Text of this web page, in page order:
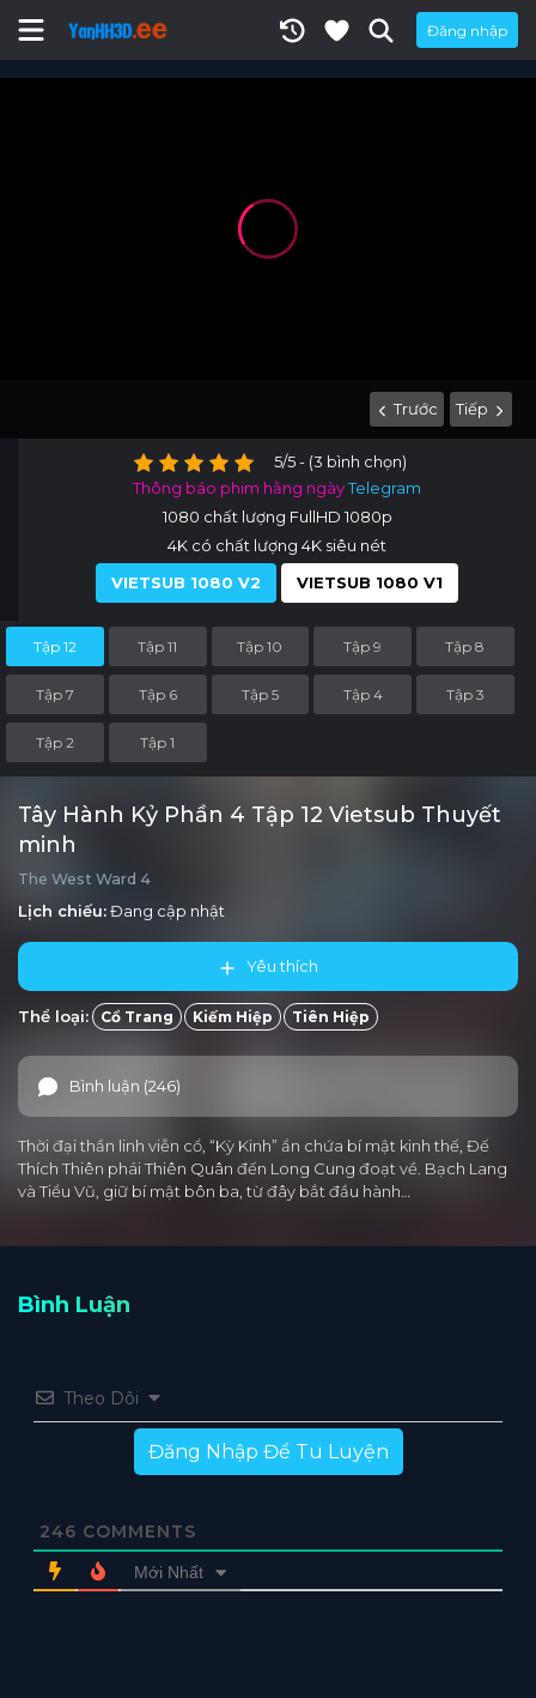
Đăng nhập
Trước Tiếp
5/5 - (3 bình chọn)
Thông báo phim hằng ngàyTelegram
1080 chất lượng FullHD 1080p
4K có chất lượng 4K siêu nét
VIETSUB 1080 V2
VIETSUB 1080 V1
Tập 12 Tập 11 Tập 10 Tập 9 Tập 8
Tập 7 Tập 6 Tập 5 Tập 4 Tập 3
Tập 2 Tập 1
Tây Hành Kỷ Phần 4 Tập 12 Vietsub Thuyết
minh
The West Ward 4
Lịch chiếu:Đang cập nhật
Yêu thích
Thể loại: Cổ Trang Kiếm Hiệp Tiên Hiệp
Bình luận (246)
Thời đại thần linh viễn cổ, “Kỳ Kinh” ẩn chứa bí mật kinh thế, Đế
Thích Thiên phái Thiên Quân đến Long Cung đoạt về. Bạch Lang
và Tiểu Vũ, giữ bí mật bôn ba, từ đây bắt đầu hành…
Bình Luận
Theo Dõi
Đăng Nhập Để Tu Luyện
246 COMMENTS
Mới Nhất